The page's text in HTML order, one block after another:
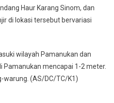
Haur Karang Sinom, dan
di lokasi tersebut bervariasi
wilayah Pamanukan dan
Pamanukan mencapai 1-2 meter.
warung. (AS/DC/TC/K1)